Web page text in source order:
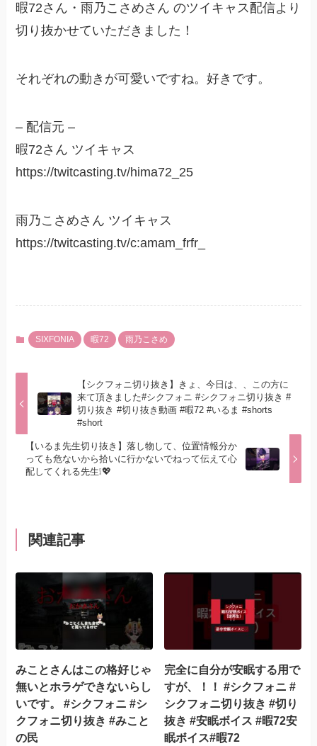
暇72さん・雨乃こさめさん のツイキャス配信より
切り抜かせていただきました！
それぞれの動きが可愛いですね。好きです。
– 配信元 –
暇72さん ツイキャス
https://twitcasting.tv/hima72_25
雨乃こさめさん ツイキャス
https://twitcasting.tv/c:amam_frfr_
SIXFONIA 暇72 雨乃こさめ
【シクフォニ切り抜き】きょ、今日は、、この方に
来て頂きました#シクフォニ #シクフォニ切り抜き #
切り抜き #切り抜き動画 #暇72 #いるま #shorts
#short
【いるま先生切り抜き】落し物して、位置情報分か
っても危ないから拾いに行かないでねって伝えて心
配してくれる先生❕💖
関連記事
みことさんはこの格好じゃ
無いとホラゲできないらし
いです。 #シクフォニ #シ
クフォニ切り抜き #みこと
の民
完全に自分が安眠する用で
すが、！！ #シクフォニ #
シクフォニ切り抜き #切り
抜き #安眠ボイス #暇72安
眠ボイス#暇72